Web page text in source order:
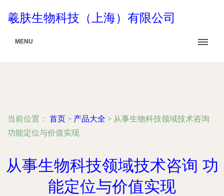
羲肤生物科技（上海）有限公司
MENU
当前位置： 首页 > 产品大全 > 从事生物科技领域技术咨询
功能定位与价值实现
从事生物科技领域技术咨询 功
能定位与价值实现